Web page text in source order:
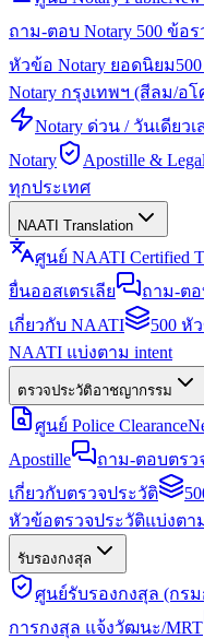
ถาม-ตอบ Notary 500 ข้อร
หัวข้อ Notary ยอดนิยม
Notary กรุงเทพฯ (สีลม/อโ
Notary ด่วน / วันเดียวเ
Notary
Apostille &
ทุกประเทศ
NAATI Translation
ศูนย์ NAATI Certified
ยื่นออสเตรเลีย
ถาม-ตอ
เกี่ยวกับ NAATI
500 หั
NAATI แบ่งตาม intent
ตรวจประวัติอาชญากรรม
ศูนย์ Police Clearance
Apostille
ถาม-ตอบตรว
เกี่ยวกับตรวจประวัติ
หัวข้อตรวจประวัติแบ่งตา
รับรองกงสุล
ศูนย์รับรองกงสุล (กร
การกงสุล แจ้งวัฒนะ/MRT